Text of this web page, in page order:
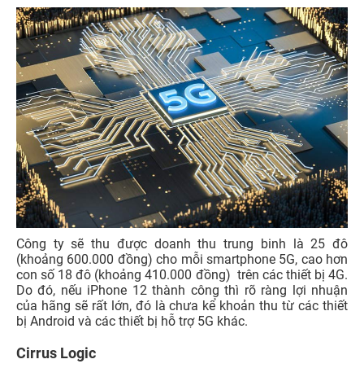
Công ty sẽ thu được doanh thu trung binh là 25 đô
(khoảng 600.000 đồng) cho mỗi smartphone 5G, cao hơn
con số 18 đô (khoảng 410.000 đồng) trên các thiết bị 4G.
Do đó, nếu iPhone 12 thành công thì rõ ràng lợi nhuận
của hãng sẽ rất lớn, đó là chưa kể khoản thu từ các thiết
bị Android và các thiết bị hỗ trợ 5G khác.
Cirrus Logic